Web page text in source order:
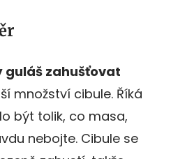
guláš zahušťovat
množství cibule. Říká
být tolik, co masa,
nebojte. Cibule se